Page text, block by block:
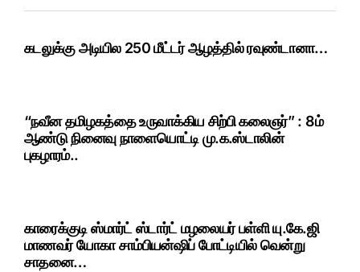
கடலுக்கு அடியில 250 மீட்டர் ஆழத்தில் ரவுண்டானா…
“நவீன தமிழகத்தை உருவாக்கிய சிற்பி கலைஞர்” : 8ம்
ஆண்டு நினைவு நாளையொட்டி மு.க.ஸ்டாலின்
புகழாரம்..
காரைக்குடி ஸ்மார்ட் ஸ்டார்ட் மழலையர் பள்ளி யு.கே.ஜி
மாணவர் யோகா சாம்பியன்ஷிப் போட்டியில் வென்று
சாதனை…